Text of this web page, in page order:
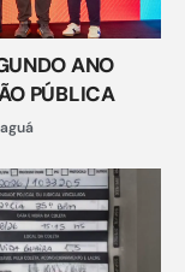
ANO
PÚBLICA